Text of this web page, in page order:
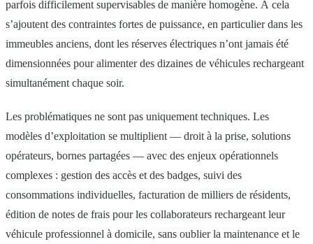
parfois difficilement supervisables de manière homogène. À cela
s’ajoutent des contraintes fortes de puissance, en particulier dans les
immeubles anciens, dont les réserves électriques n’ont jamais été
dimensionnées pour alimenter des dizaines de véhicules rechargeant
simultanément chaque soir.
Les problématiques ne sont pas uniquement techniques. Les
modèles d’exploitation se multiplient — droit à la prise, solutions
opérateurs, bornes partagées — avec des enjeux opérationnels
complexes : gestion des accès et des badges, suivi des
consommations individuelles, facturation de milliers de résidents,
édition de notes de frais pour les collaborateurs rechargeant leur
véhicule professionnel à domicile, sans oublier la maintenance et le